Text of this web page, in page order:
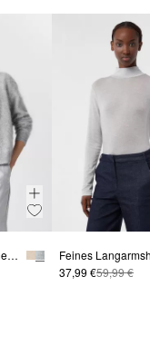
Strickjacke aus reinem Kaschmir
37,99 €59,99 €